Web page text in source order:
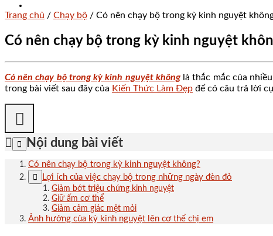
Trang chủ / Chạy bộ / Có nên chạy bộ trong kỳ kinh nguyệt
Có nên chạy bộ trong kỳ kinh nguyệt
Có nên chạy bộ trong kỳ kinh nguyệt khônglà thắc mắc của
trong bài viết sau đây của Kiến Thức Làm Đẹp để có câu trả lời
Nội dung bài viết
Có nên chạy bộ trong kỳ kinh nguyệt không?
Lợi ích của việc chạy bộ trong những ngày đèn đỏ
Giảm bớt triệu chứng kinh nguyệt
Giữ ấm cơ thể
Giảm cảm giác mệt mỏi
Ảnh hưởng của kỳ kinh nguyệt lên cơ thể chị em